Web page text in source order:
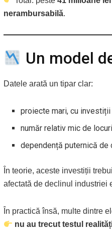
nerambursabilă.
Un model
Datele arată un tipar clar:
proiecte mari, cu
număr relativ mic de
dependență puternică de
În teorie, aceste investiții
afectată de declinul industriei
În practică însă, multe dintre
nu au trecut testul